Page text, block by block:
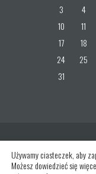
3
4
10
11
17
18
24
25
31
Używamy ciasteczek, aby
Możesz dowiedzieć się